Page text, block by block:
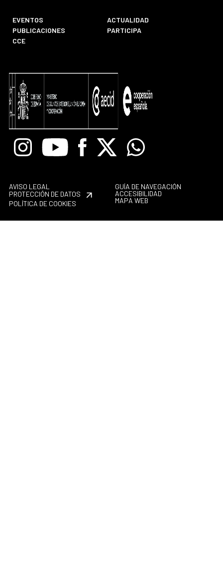
EVENTOS
ACTUALIDAD
PUBLICACIONES
PARTICIPA
CCE
InstagramYoutube Facebook
X Whatsapp
AVISO LEGAL
PROTECCIÓN DE DATOS
POLÍTICA DE COOKIES
GUÍA DE NAVEGACIÓN
ACCESIBILIDAD
MAPA WEB